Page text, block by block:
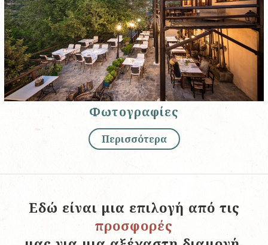
Φωτογραφίες
Περισσότερα
Εδώ είναι μια επιλογή από τις
προσφορές